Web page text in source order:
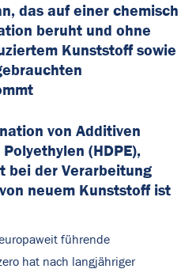
das auf einer chemisch
beruht und ohne
Kunststoff sowie
von Additiven
(HDPE),
bei der Verarbeitung
neuem Kunststoff ist
führende
hat nach langjähriger